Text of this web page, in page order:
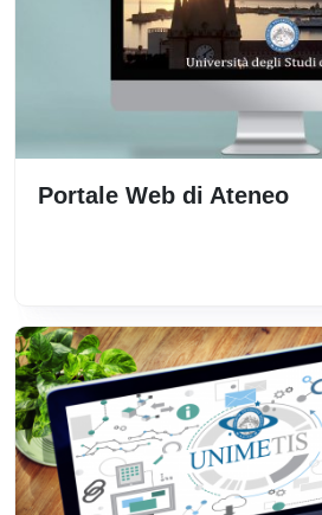
Portale Web di Ateneo